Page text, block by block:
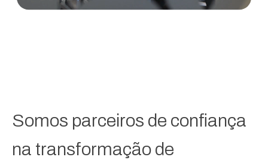
Somos parceiros de confiança
na transformação de